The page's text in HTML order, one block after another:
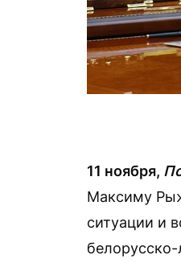
11 ноября,
Максиму
ситуации и
белорусско-